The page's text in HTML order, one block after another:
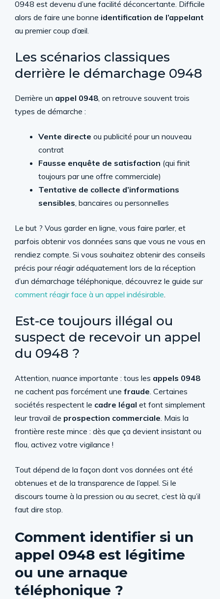
0948 est devenu d’une facilité déconcertante. Difficile
alors de faire une bonne identification de l’appelant
au premier coup d’œil.
Les scénarios classiques
derrière le démarchage 0948
Derrière un appel 0948, on retrouve souvent trois
types de démarche :
Vente directe ou publicité pour un nouveau
contrat
Fausse enquête de satisfaction (qui finit
toujours par une offre commerciale)
Tentative de collecte d’informations
sensibles, bancaires ou personnelles
Le but ? Vous garder en ligne, vous faire parler, et
parfois obtenir vos données sans que vous ne vous en
rendiez compte. Si vous souhaitez obtenir des conseils
précis pour réagir adéquatement lors de la réception
d’un démarchage téléphonique, découvrez le guide sur
comment réagir face à un appel indésirable.
Est-ce toujours illégal ou
suspect de recevoir un appel
du 0948 ?
Attention, nuance importante : tous les appels 0948
ne cachent pas forcément une fraude. Certaines
sociétés respectent le cadre légal et font simplement
leur travail de prospection commerciale. Mais la
frontière reste mince : dès que ça devient insistant ou
flou, activez votre vigilance !
Tout dépend de la façon dont vos données ont été
obtenues et de la transparence de l’appel. Si le
discours tourne à la pression ou au secret, c’est là qu’il
faut dire stop.
Comment identifier si un
appel 0948 est légitime
ou une arnaque
téléphonique ?